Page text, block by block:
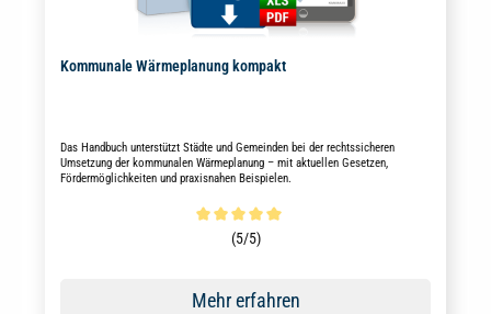
Kommunale Wärmeplanung kompakt
Das Handbuch unterstützt Städte und Gemeinden bei der rechtssicheren
Umsetzung der kommunalen Wärmeplanung – mit aktuellen Gesetzen,
Fördermöglichkeiten und praxisnahen Beispielen.
Durchschnittliche Bewertung von 5 von 5 Sternen
(5/5)
Mehr erfahren